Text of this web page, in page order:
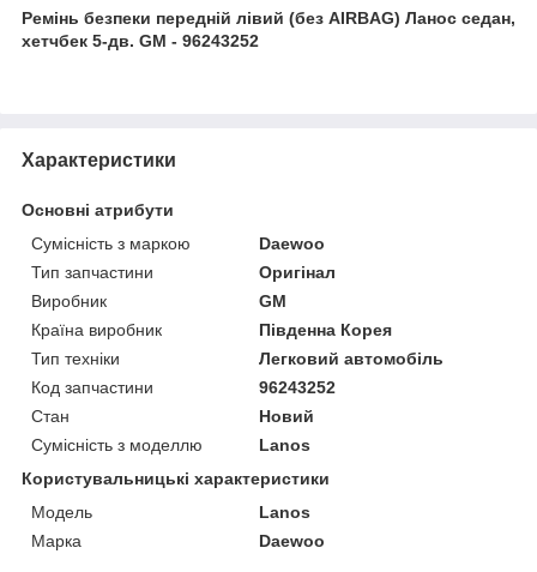
Ремінь безпеки передній лівий (без AIRBAG) Ланос седан,
хетчбек 5-дв. GM - 96243252
Характеристики
Основні атрибути
Сумісність з маркою
Daewoo
Тип запчастини
Оригінал
Виробник
GM
Країна виробник
Південна Корея
Тип техніки
Легковий автомобіль
Код запчастини
96243252
Стан
Новий
Сумісність з моделлю
Lanos
Користувальницькі характеристики
Модель
Lanos
Марка
Daewoo